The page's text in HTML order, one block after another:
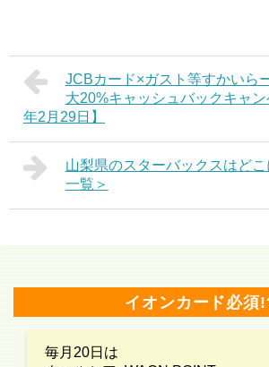
JCBカード×ガスト等すかいら
大20%キャッシュバックキャ
年2月29日】
山梨県のスターバックスはど
一覧＞
イオンカード必須
毎月20日は